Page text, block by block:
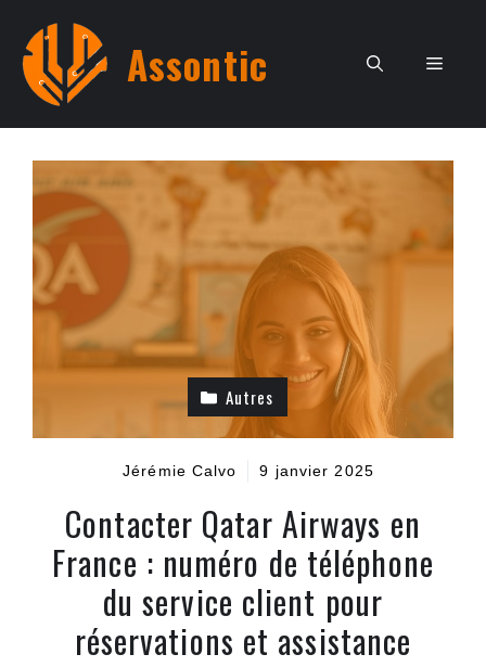
contenu
Assontic Menu
Autres
Jérémie Calvo 9 janvier 2025
Contacter Qatar Airways en
France : numéro de téléphone
du service client pour
réservations et assistance